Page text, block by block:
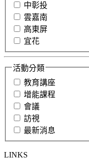
中彰投
雲嘉南
高東屏
宜花
活動分類
教育講座
增能課程
會議
訪視
最新消息
LINKS